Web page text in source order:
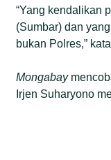
“Yang kendalikan
(Sumbar) dan
bukan Polres,”
Mongabay
Irjen Suharyono